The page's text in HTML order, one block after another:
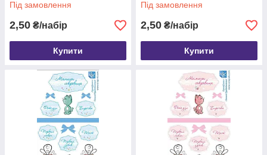
Під замовлення
2,50 ₴/набір
Купити
Під замовлення
2,50 ₴/набір
Купити